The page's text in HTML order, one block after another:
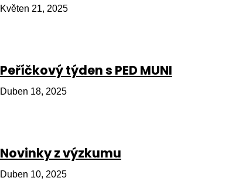
Květen 21, 2025
Peříčkový týden s PED MUNI
Duben 18, 2025
Novinky z výzkumu
Duben 10, 2025